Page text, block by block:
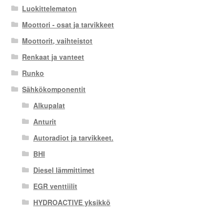
Luokittelematon
Moottori - osat ja tarvikkeet
Moottorit, vaihteistot
Renkaat ja vanteet
Runko
Sähkökomponentit
Alkupalat
Anturit
Autoradiot ja tarvikkeet.
BHI
Diesel lämmittimet
EGR venttiilit
HYDROACTIVE yksikkö